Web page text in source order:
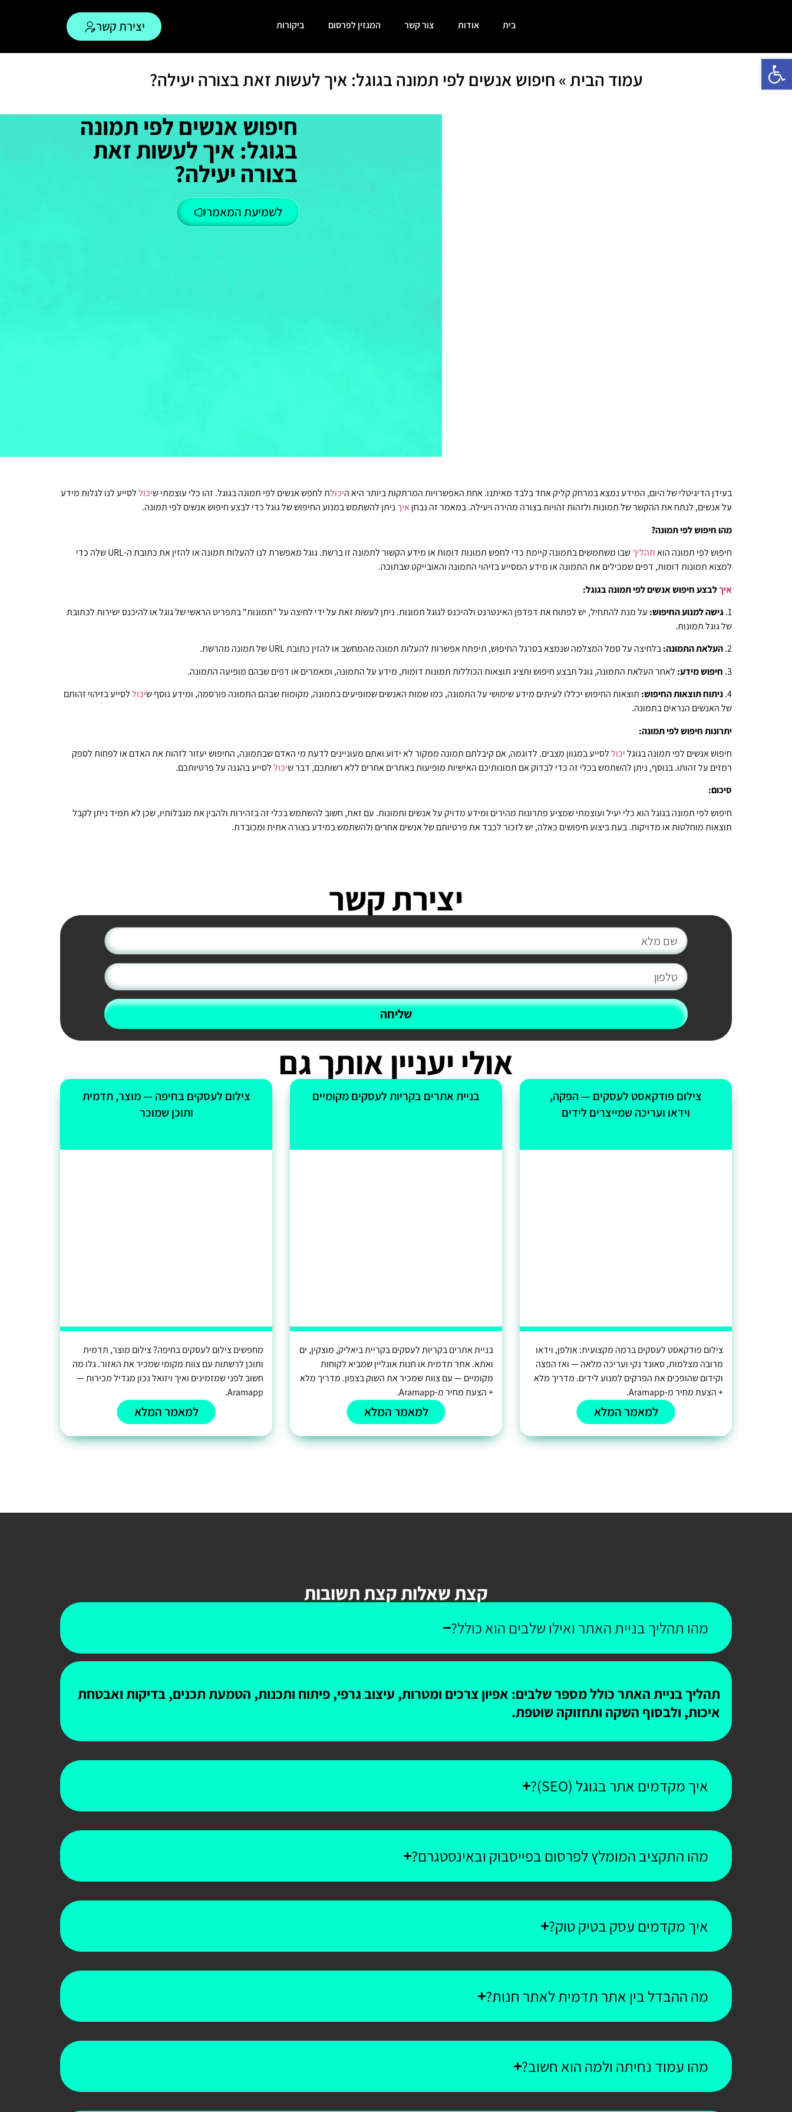
בית אודות צור קשר המגזין לפרסום ביקורות יצירת קשר
עמוד הבית» חיפוש אנשים לפי תמונה בגוגל: איך לעשות זאת בצורה יעילה?
חיפוש אנשים לפי תמונה
בגוגל: איך לעשות זאת
בצורה יעילה?
לשמיעת המאמר
בעידן הדיגיטלי של היום, המידע נמצא במרחק קליק אחד בלבד מאיתנו. אחת האפשרויות המרתקות ביותר היא היכולת לחפש אנשים לפי תמונה בגוגל. זהו כלי עוצמתי שיכוללסייע לנו לגלות מידע
על אנשים, לנתח את ההקשר של תמונות ולזהות זהויות בצורה מהירה ויעילה. במאמר זה נבחןאיךניתן להשתמש במנוע החיפוש של גוגל כדי לבצע חיפוש אנשים לפי תמונה.
מהו חיפוש לפי תמונה?
חיפוש לפי תמונה הואתהליך
שבו משתמשים בתמונה קיימת כדי לחפש תמונות דומות או מידע הקשור לתמונה זו ברשת. גוגל מאפשרת לנו להעלות תמונה או להזין את כתובת ה-URL שלה כדי
למצוא תמונות דומות, דפים שמכילים את התמונה או מידע המסייע בזיהוי התמונה והאובייקט שבתוכה.
איךלבצע חיפוש אנשים לפי תמונה בגוגל:
1. גישה למנוע החיפוש: על מנת להתחיל, יש לפתוח את דפדפן האינטרנט ולהיכנס לגוגל תמונות. ניתן לעשות זאת על ידי לחיצה על "תמונות" בתפריט הראשי של גוגל או להיכנס ישירות לכתובת
של גוגל תמונות.
2. העלאת התמונה:בלחיצה על סמל המצלמה שנמצא בסרגל החיפוש, תיפתח אפשרות להעלות תמונה מהמחשב או להזין כתובת URL של תמונה מהרשת.
3. חיפוש מידע: לאחר העלאת התמונה, גוגל תבצע חיפוש ותציג תוצאות הכוללות תמונות דומות, מידע על התמונה, ומאמרים או דפים שבהם מופיעה התמונה.
4. ניתוח תוצאות החיפוש: תוצאות החיפוש יכללו לעיתים מידע שימושי על התמונה, כמו שמות האנשים שמופיעים בתמונה, מקומות שבהם התמונה פורסמה, ומידע נוסף שיכוללסייע בזיהוי זהותם
של האנשים הנראים בתמונה.
יתרונות חיפוש לפי תמונה:
חיפוש אנשים לפי תמונה בגוגליכוללסייע במגוון מצבים. לדוגמה, אם קיבלתם תמונה ממקור לא ידוע ואתם מעוניינים לדעת מי האדם שבתמונה, החיפוש יעזור לזהות את האדם או לפחות לספק
רמזים על זהותו. בנוסף, ניתן להשתמש בכלי זה כדי לבדוק אם תמונותיכם האישיות מופיעות באתרים אחרים ללא רשותכם, דבר שיכוללסייע בהגנה על פרטיותכם.
סיכום:
חיפוש לפי תמונה בגוגל הוא כלי יעיל ועוצמתי שמציע פתרונות מהירים ומידע מדויק על אנשים ותמונות. עם זאת, חשוב להשתמש בכלי זה בזהירות ולהבין את מגבלותיו, שכן לא תמיד ניתן לקבל
תוצאות מוחלטות או מדויקות. בעת ביצוע חיפושים כאלה, יש לזכור לכבד את פרטיותם של אנשים אחרים ולהשתמש במידע בצורה אתית ומכובדת.
יצירת קשר
שליחה
אולי יעניין אותך גם
צילום פודקאסט לעסקים — הפקה,
וידאו ועריכה שמייצרים לידים
צילום פודקאסט לעסקים ברמה מקצועית: אולפן, וידאו
מרובה מצלמות, סאונד נקי ועריכה מלאה — ואז הפצה
וקידום שהופכים את הפרקים למנוע לידים. מדריך מלא
+ הצעת מחיר מ-Aramapp.
למאמר המלא
בניית אתרים בקריות לעסקים מקומיים
בניית אתרים בקריות לעסקים בקריית ביאליק, מוצקין, ים
ואתא. אתר תדמית או חנות אונליין שמביא לקוחות
מקומיים — עם צוות שמכיר את השוק בצפון. מדריך מלא
+ הצעת מחיר מ-Aramapp.
למאמר המלא
צילום לעסקים בחיפה — מוצר, תדמית
ותוכן שמוכר
מחפשים צילום לעסקים בחיפה? צילום מוצר, תדמית
ותוכן לרשתות עם צוות מקומי שמכיר את האזור. גלו מה
חשוב לפני שמזמינים ואיך ויזואל נכון מגדיל מכירות —
Aramapp.
למאמר המלא
קצת שאלות קצת תשובות
מהו תהליך בניית האתר ואילו שלבים הוא כולל?
תהליך בניית האתר כולל מספר שלבים: אפיון צרכים ומטרות, עיצוב גרפי, פיתוח ותכנות, הטמעת תכנים, בדיקות ואבטחת
איכות, ולבסוף השקה ותחזוקה שוטפת.
איך מקדמים אתר בגוגל (SEO)?
מהו התקציב המומלץ לפרסום בפייסבוק ובאינסטגרם?
איך מקדמים עסק בטיק טוק?
מה ההבדל בין אתר תדמית לאתר חנות?
מהו עמוד נחיתה ולמה הוא חשוב?
פתח סרגל נגישות